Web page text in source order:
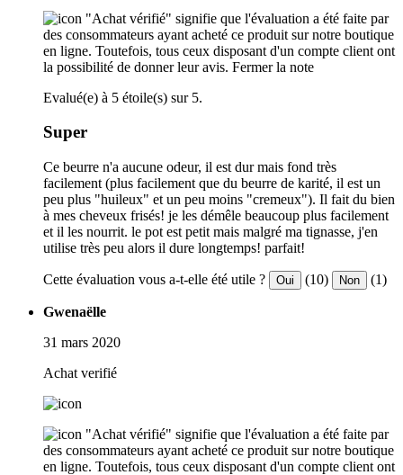
"Achat vérifié" signifie que l'évaluation a été faite par
des consommateurs ayant acheté ce produit sur notre boutique
en ligne. Toutefois, tous ceux disposant d'un compte client ont
la possibilité de donner leur avis. Fermer la note
Evalué(e) à 5 étoile(s) sur 5.
Super
Ce beurre n'a aucune odeur, il est dur mais fond très
facilement (plus facilement que du beurre de karité, il est un
peu plus "huileux" et un peu moins "cremeux"). Il fait du bien
à mes cheveux frisés! je les démêle beaucoup plus facilement
et il les nourrit. le pot est petit mais malgré ma tignasse, j'en
utilise très peu alors il dure longtemps! parfait!
Cette évaluation vous a-t-elle été utile ? Oui (10) Non (1)
Gwenaëlle
31 mars 2020
Achat verifié
"Achat vérifié" signifie que l'évaluation a été faite par
des consommateurs ayant acheté ce produit sur notre boutique
en ligne. Toutefois, tous ceux disposant d'un compte client ont